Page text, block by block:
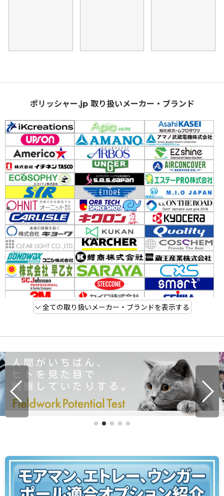
ポリッシャー.jp 取り扱いメーカー・ブランド
全ての取り扱いメーカー・ブランドを表示する